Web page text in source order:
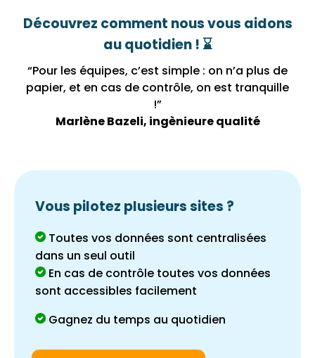
Découvrez comment nous vous aidons
au quotidien ! ⌛
“Pour les équipes, c’est simple : on n’a plus de
papier, et en cas de contrôle, on est tranquille
!”
Marlène Bazeli, ingènieure qualité
Vous pilotez plusieurs sites ?
Toutes vos données sont centralisées
dans un seul outil
En cas de contrôle toutes vos données
sont accessibles facilement
Gagnez du temps au quotidien